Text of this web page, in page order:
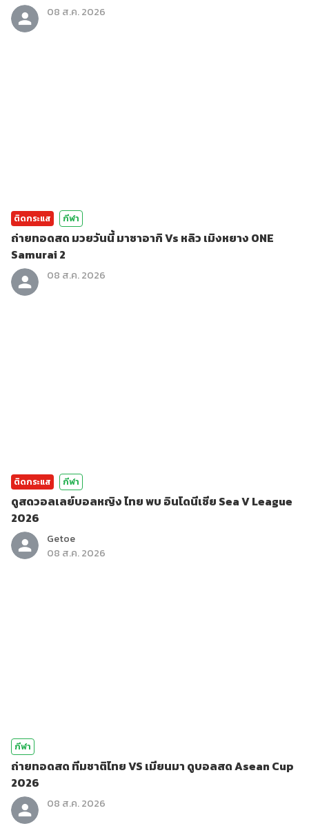
08 ส.ค. 2026
ติดกระแส กีฬา
ถ่ายทอดสด มวยวันนี้ มาซาอากิ Vs หลิว เมิงหยาง ONE
Samurai 2
08 ส.ค. 2026
ติดกระแส กีฬา
ดูสดวอลเลย์บอลหญิง ไทย พบ อินโดนีเซีย Sea V League
2026
Getoe
08 ส.ค. 2026
กีฬา
ถ่ายทอดสด ทีมชาติไทย VS เมียนมา ดูบอลสด Asean Cup
2026
08 ส.ค. 2026